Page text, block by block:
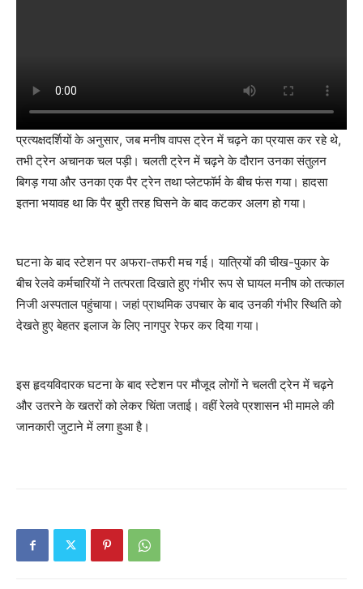
प्रत्यक्षदर्शियों के अनुसार, जब मनीष वापस ट्रेन में चढ़ने का प्रयास कर रहे थे,
तभी ट्रेन अचानक चल पड़ी। चलती ट्रेन में चढ़ने के दौरान उनका संतुलन
बिगड़ गया और उनका एक पैर ट्रेन तथा प्लेटफॉर्म के बीच फंस गया। हादसा
इतना भयावह था कि पैर बुरी तरह घिसने के बाद कटकर अलग हो गया।
घटना के बाद स्टेशन पर अफरा-तफरी मच गई। यात्रियों की चीख-पुकार के
बीच रेलवे कर्मचारियों ने तत्परता दिखाते हुए गंभीर रूप से घायल मनीष को तत्काल
निजी अस्पताल पहुंचाया। जहां प्राथमिक उपचार के बाद उनकी गंभीर स्थिति को
देखते हुए बेहतर इलाज के लिए नागपुर रेफर कर दिया गया।
इस हृदयविदारक घटना के बाद स्टेशन पर मौजूद लोगों ने चलती ट्रेन में चढ़ने
और उतरने के खतरों को लेकर चिंता जताई। वहीं रेलवे प्रशासन भी मामले की
जानकारी जुटाने में लगा हुआ है।